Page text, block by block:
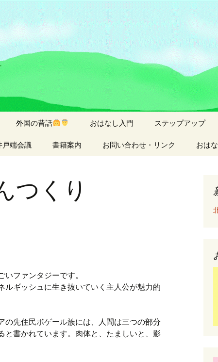
外国の昔話 おはなし入門 ステップアップ
端会議 書籍案内 お問い合わせ・リンク おは
つくり
ファンタジーです。
ルギッシュに生き抜いていく主人公が魅力的
の先住民ボゲール族には、人間は三つの部分
と書かれています。肉体と、たましいと、影